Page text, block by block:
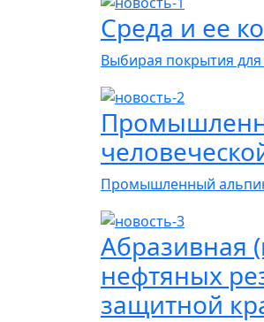
Среда и ее
Выбирая покрытия
Промышленный
Абразивная
нефтяных
защитной